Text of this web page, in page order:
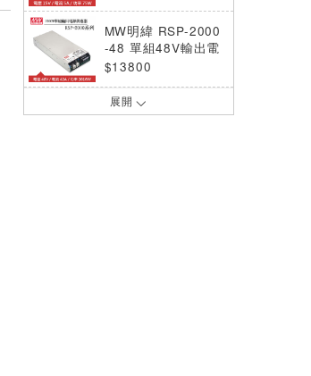
MW明緯 RSP-2000
-48 單組48V輸出電
源供應器(2000W)
$13800
MW明緯 RSP-2000
展開